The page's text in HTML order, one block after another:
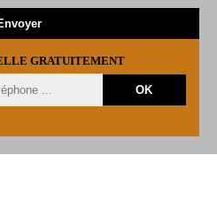
GRATUITEMENT